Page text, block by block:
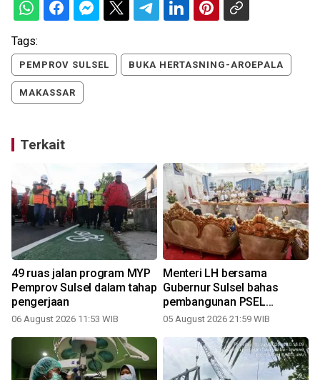
Tags:
PEMPROV SULSEL BUKA HERTASNING-AROEPALA
MAKASSAR
Terkait
49 ruas jalan program MYP
Pemprov Sulsel dalam tahap
pengerjaan
06 August 2026 11:53 WIB
Menteri LH bersama
Gubernur Sulsel bahas
pembangunan PSEL
Mamminasata
05 August 2026 21:59 WIB